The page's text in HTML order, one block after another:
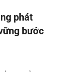
phát
bước